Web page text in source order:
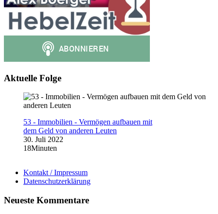
Aktuelle Folge
53 - Immobilien - Vermögen aufbauen mit
dem Geld von anderen Leuten
30. Juli 2022
18Minuten
Kontakt / Impressum
Datenschutzerklärung
Neueste Kommentare